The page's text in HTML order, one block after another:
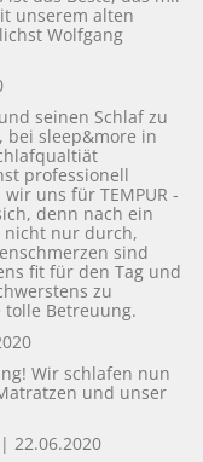
unserem alten
Wolfgang
seinen Schlaf zu
bei sleep&more in
professionell
uns für TEMPUR -
denn nach ein
nicht nur durch,
sind
fit für den Tag und
zu
Betreuung.
Wir schlafen nun
und unser
| 22.06.2020